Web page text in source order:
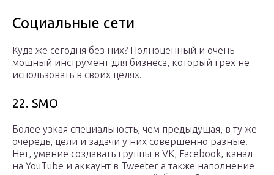
Социальные сети
Куда же сегодня без них? Полноценный и очень
мощный инструмент для бизнеса, который грех не
использовать в своих целях.
22. SMO
Более узкая специальность, чем предыдущая, в ту же
очередь, цели и задачи у них совершенно разные.
Нет, умение создавать группы в VK, Facebook, канал
на YouTube и аккаунт в Tweeter а также наполнение